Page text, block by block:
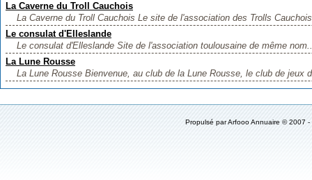
La Caverne du Troll Cauchois
La Caverne du Troll Cauchois Le site de l'association des Trolls
Le consulat d'Elleslande
Le consulat d'Elleslande Site de l'association toulousaine de même
La Lune Rousse
La Lune Rousse Bienvenue, au club de la Lune Rousse, le club de jeux
Propulsé parArfooo Annuaire © 2007